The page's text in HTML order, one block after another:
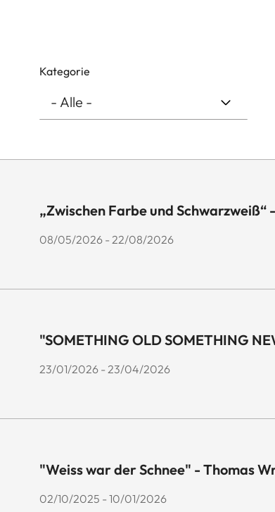
Kategorie
„Zwischen Farbe und Schwarzweiß“
08/05/2026 - 22/08/2026
"SOMETHING OLD SOMETHING
23/01/2026 - 23/04/2026
"Weiss war der Schnee" - Thomas
02/10/2025 - 10/01/2026